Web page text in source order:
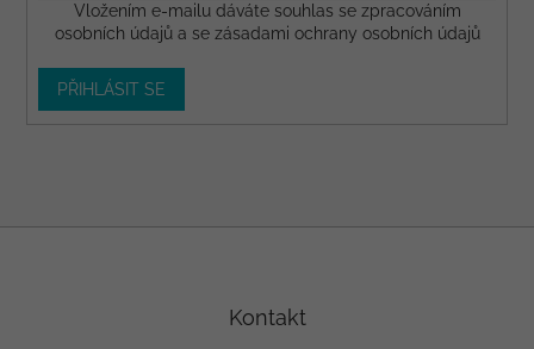
Vložením e-mailu dáváte souhlas se zpracováním
osobních údajů a se zásadami ochrany osobních údajů
PŘIHLÁSIT SE
Kontakt